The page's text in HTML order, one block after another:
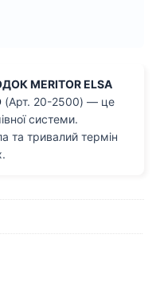
MERITOR ELSA
(Арт. 20-2500) — це
системи.
та тривалий термін